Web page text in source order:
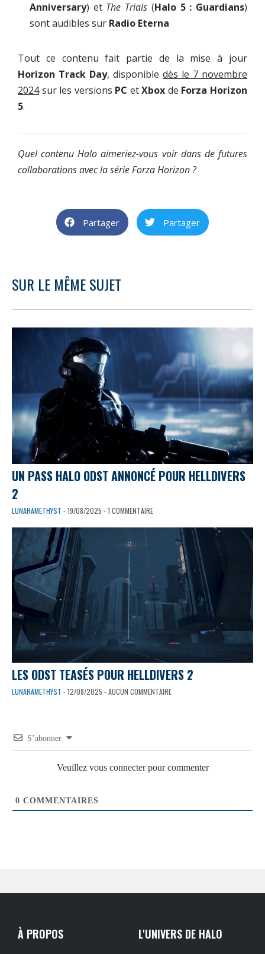
Anniversary) et The Trials (Halo 5 : Guardians)
sont audibles sur Radio Eterna
Tout ce contenu fait partie de la mise à jour
Horizon Track Day, disponible dès le 7 novembre
2024sur les versions PC etXbox de Forza Horizon
5.
Quel contenu Halo aimeriez-vous voir dans de futures
collaborations avec la série Forza Horizon ?
Partager Partager
SUR LE MÊME SUJET
UN PASS HALO ODST ANNONCÉ POUR HELLDIVERS
2
LUNARAMETHYST - 19/08/2025 - 1 COMMENTAIRE
LES ODST TEASÉS POUR HELLDIVERS 2
LUNARAMETHYST - 12/08/2025 - AUCUN COMMENTAIRE
S’abonner
Veuillez vous connecter pour commenter
0 COMMENTAIRES
À PROPOS L'UNIVERS DE HALO